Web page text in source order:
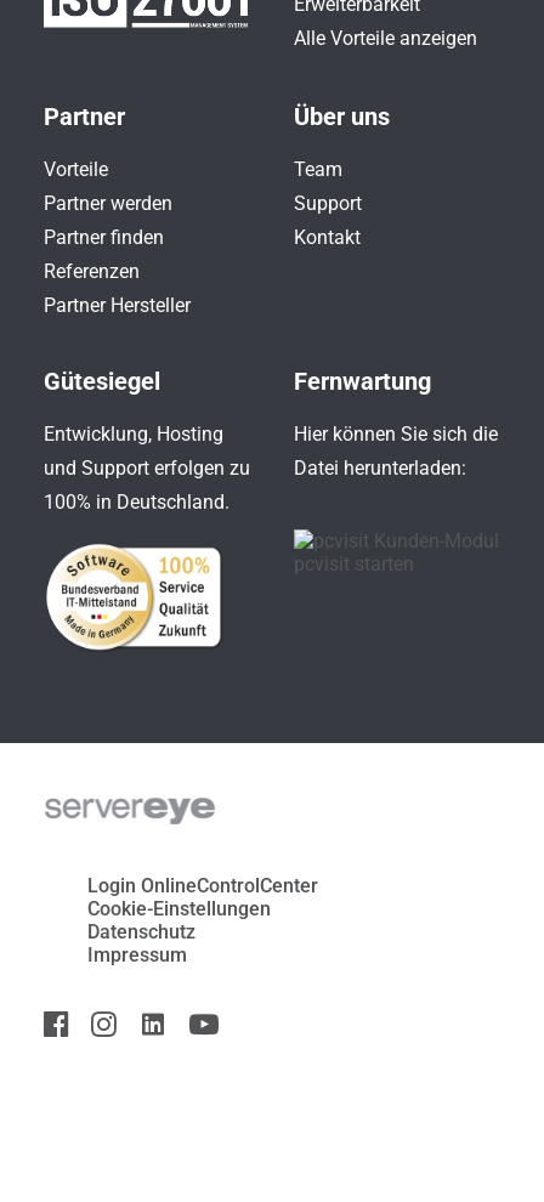
Alle Vorteile anzeigen
Partner
Vorteile
Partner werden
Partner finden
Referenzen
Partner Hersteller
Über uns
Team
Support
Kontakt
Gütesiegel
Entwicklung, Hosting
und Support erfolgen zu
100% in Deutschland.
Fernwartung
Hier können Sie sich die
Datei herunterladen:
Login OnlineControlCenter
Cookie-Einstellungen
Datenschutz
Impressum